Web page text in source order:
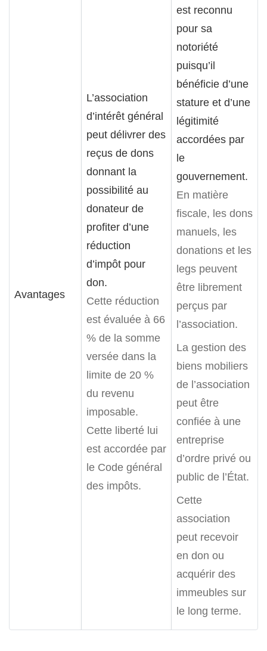
Avantages
L’association
d’intérêt général
peut délivrer des
reçus de dons
donnant la
possibilité au
donateur de
profiter d’une
réduction
d’impôt pour
don.
Cette réduction
est évaluée à 66
% de la somme
versée dans la
limite de 20 %
du revenu
imposable.
Cette liberté lui
est accordée par
le Code général
des impôts.
est reconnu
pour sa
notoriété
puisqu’il
bénéficie d’une
stature et d’une
légitimité
accordées par
le
gouvernement.
En matière
fiscale, les dons
manuels, les
donations et les
legs peuvent
être librement
perçus par
l’association.
La gestion des
biens mobiliers
de l’association
peut être
confiée à une
entreprise
d’ordre privé ou
public de l’État.
Cette
association
peut recevoir
en don ou
acquérir des
immeubles sur
le long terme.